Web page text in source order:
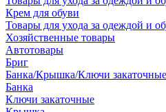
Крем для обуви
Товары для ухода за одеждой и
Хозяйственные товары
Автотовары
Бриг
Банка/Крышка/Ключи закаточные
Банка
Ключи закаточные